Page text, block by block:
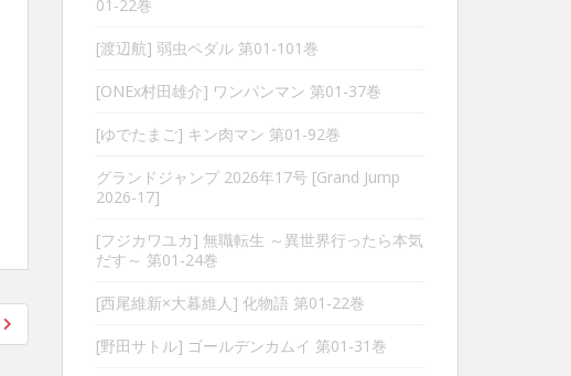
01-22巻
[渡辺航] 弱虫ペダル 第01-101巻
[ONEx村田雄介] ワンパンマン 第01-37巻
[ゆでたまご] キン肉マン 第01-92巻
グランドジャンプ 2026年17号 [Grand Jump
2026-17]
[フジカワユカ] 無職転生 ～異世界行ったら本気
だす～ 第01-24巻
[西尾維新×大暮維人] 化物語 第01-22巻
[野田サトル] ゴールデンカムイ 第01-31巻